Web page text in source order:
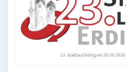
23. Stadtlauf Erding am 20.09.2026